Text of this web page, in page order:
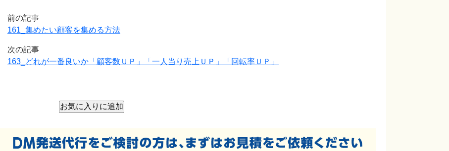
前の記事
161_集めたい顧客を集める方法
次の記事
163_どれが一番良いか「顧客数ＵＰ」「一人当り売上ＵＰ」「回転率ＵＰ」